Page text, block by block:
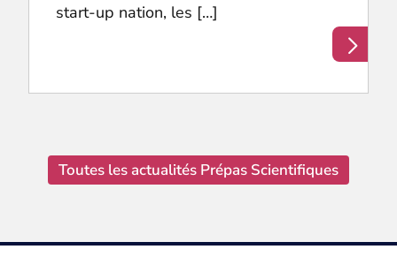
start-up nation, les […]
Toutes les actualités Prépas Scientifiques